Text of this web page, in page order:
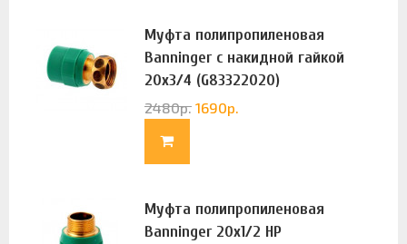
Муфта полипропиленовая
Banninger с накидной гайкой
20х3/4 (G83322020)
2480р. 1690р.
Муфта полипропиленовая
Banninger 20х1/2 НР